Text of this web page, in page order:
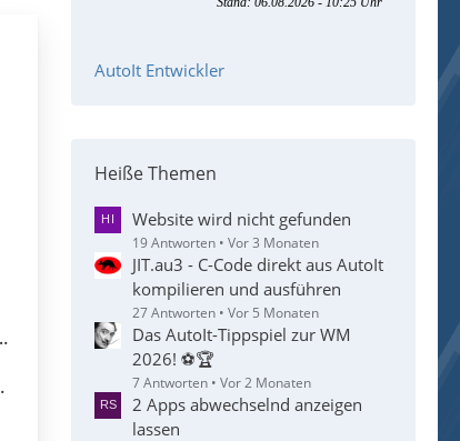
AutoIt Entwickler
Heiße Themen
Website wird nicht gefunden
19 Antworten Vor 3 Monaten
JIT.au3 - C-Code direkt aus AutoIt
kompilieren und ausführen
27 Antworten Vor 5 Monaten
Das AutoIt-Tippspiel zur WM
2026! ⚽🏆
7 Antworten Vor 2 Monaten
2 Apps abwechselnd anzeigen
lassen